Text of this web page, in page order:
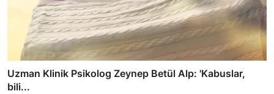
Uzman Klinik Psikolog Zeynep Betül Alp: 'Kabuslar,
bili...